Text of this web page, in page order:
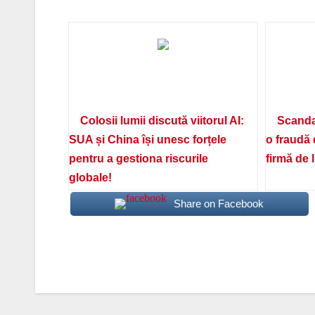
Colosii lumii discută viitorul AI:
SUA și China își unesc forțele
pentru a gestiona riscurile
globale!
o fraudă
firmă de
Share on Facebook